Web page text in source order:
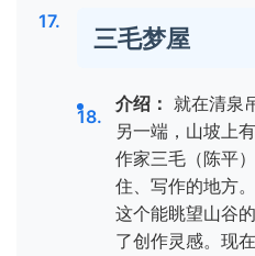
三毛梦屋
介绍： 就在清泉
另一端，山坡上
作家三毛（陈平
住、写作的地方
这个能眺望山谷
了创作灵感。现